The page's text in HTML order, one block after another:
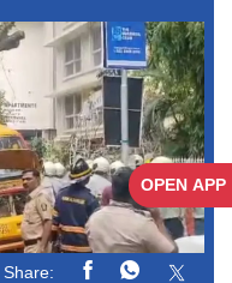
OPEN APP
Share: